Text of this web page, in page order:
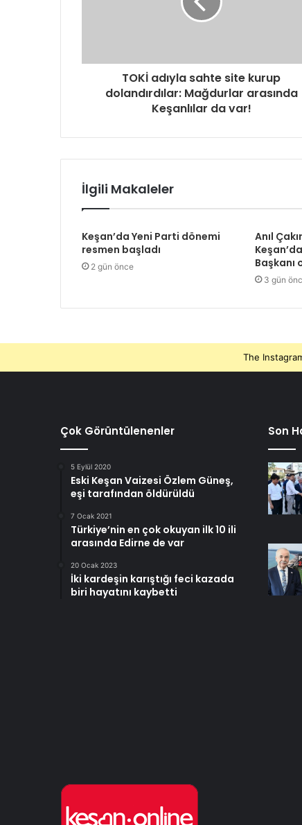
TOKİ adıyla sahte site kurup
dolandırdılar: Mağdurlar arasında
Keşanlılar da var!
İlgili Makaleler
Keşan’da Yeni Parti dönemi
resmen başladı
2 gün önce
Anıl
Başkanı
3 gün
The
Çok Görüntülenenler
5 Eylül 2020
Eski Keşan Vaizesi Özlem Güneş,
eşi tarafından öldürüldü
7 Ocak 2021
Türkiye’nin en çok okuyan ilk 10 ili
arasında Edirne de var
20 Ocak 2023
İki kardeşin karıştığı feci kazada
biri hayatını kaybetti
Son